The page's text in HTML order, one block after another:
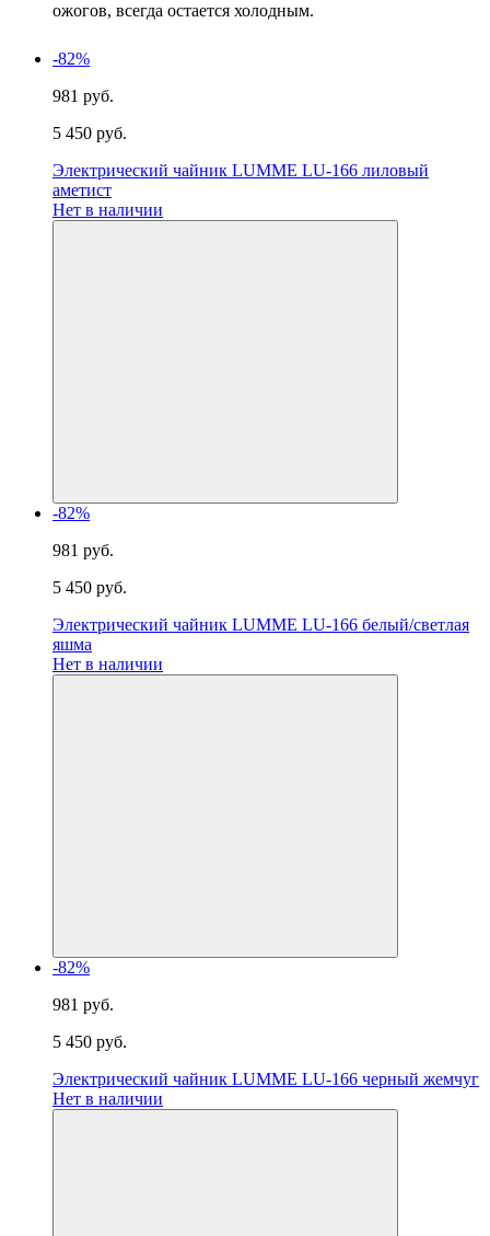
ожогов, всегда остается холодным.
-82%
981 руб.
5 450 руб.
Электрический чайник LUMME LU-166 лиловый
аметист
Нет в наличии
-82%
981 руб.
5 450 руб.
Электрический чайник LUMME LU-166 белый/светлая
яшма
Нет в наличии
-82%
981 руб.
5 450 руб.
Электрический чайник LUMME LU-166 черный жемчуг
Нет в наличии